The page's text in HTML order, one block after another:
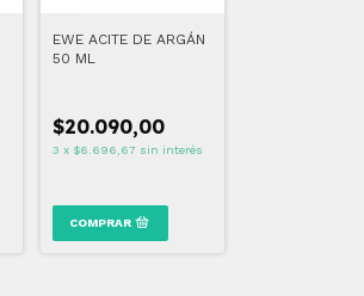
EWE ACITE DE ARGÁN
50 ML
$20.090,00
3 x $6.696,67 sin interés